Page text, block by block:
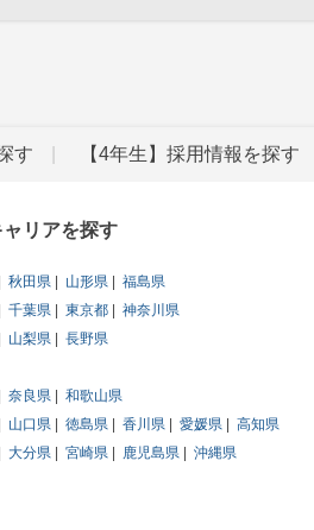
す 【4年生】採用情報を探す
リアを探す
秋田県 山形県
福島県
千葉県 東京都
神奈川県
山梨県
長野県
奈良県
和歌山県
山口県 徳島県 香川県 愛媛県
高知県
大分県 宮崎県 鹿児島県
沖縄県